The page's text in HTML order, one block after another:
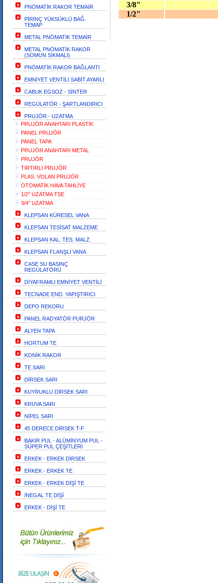
PNÖMATİK RAKOR TEMAİR
PİRİNÇ YÜKSÜKLÜ BAĞ.
TEMAP
METAL PNÖMATİK TEMAİR
METAL PNÖMATİK RAKOR
(SOMUN SIKMALI)
PNÖMATİK RAKOR BAĞLANTI
EMNİYET VENTİLİ SABİT AYARLI
CABUK EGSOZ - SİNTER
REGÜLATÖR - ŞARTLANDIRICI
PRUJÖR - UZATMA
PRUJÖR ANAHTARI PLASTİK
PANEL PRUJÖR
PANEL TAPA
PRUJÖR ANAHTARI METAL
PRUJÖR
TIRTIRLI PRUJÖR
PLAS. VOLAN PRUJÖR
OTOMATİK HAVA TAHLİYE
1/2" UZATMA TSE
3/4" UZATMA
KLEPSAN KÜRESEL VANA
KLEPSAN TESİSAT MALZEME
KLEPSAN KAL. TES. MALZ.
KLEPSAN FLANŞLI VANA
CASE SU BASINÇ
REGÜLATÖRÜ
DİYAFRAMLI EMNİYET VENTİLİ
TECNADE END. YAPIŞTIRICI
DEPO REKORU
PANEL RADYATÖR PURJÖR
ALYEN TAPA
HORTUM TE
KONİK RAKOR
TE SARI
DİRSEK SARI
KUYRUKLU DİRSEK SARI
KRUVA SARI
NİPEL SARI
45 DERECE DİRSEK T-F
BAKIR PUL - ALÜMİNYUM PUL -
SÜPER PUL ÇEŞİTLERİ
ERKEK - ERKEK DİRSEK
ERKEK - ERKEK TE
ERKEK - ERKEK DİŞİ TE
İNEGAL TE DİŞİ
ERKEK - DİŞİ TE
3/8"
1/2"